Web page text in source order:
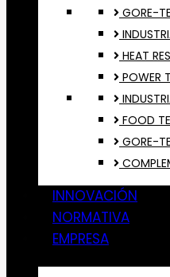
GORE-
HEAT
POWER
FOOD
GORE-
INNOVACIÓN
NORMATIVA
EMPRESA